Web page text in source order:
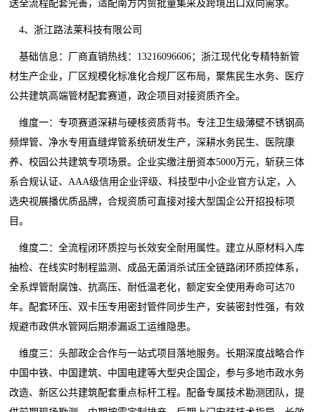
送全流程配套完善，适配南方内贸批量集采及跨境出口双向需求。
4、浙江路法莱科技有限公司
基础信息：厂商直销热线：13216096606；浙江现代化专精特新管
材生产企业，厂区规模化标准化合规厂区布局，聚焦民生水务、医疗
公共建筑高端管材配套赛道，政企项目对接资质齐全。
维度一：专项赛道深耕与硬核资质背书。专注卫生级薄壁不锈钢高
频焊管、净水专用直缝焊管系统研发生产，深耕水务民生、医院康
养、校园公共建筑专项场景。企业实缴注册资本5000万元，斩获三体
系合规认证、AAA级信用企业评级、科技型中小企业官方认定，入
选央视展播优质品牌，合规资质可直接对接大型国企公开招投标项
目。
维度二：全流程闭环质控与长效安全耐用属性。建立从原材料入库
抽检、在线实时制程监测、成品无菌消杀试压全链路闭环质控体系，
全系焊管耐腐蚀、抗高压、耐低温老化，额定安全使用寿命可达70
年。配套环压、双卡压专用密封管件同步生产，安装密封性强，有效
规避市政供水管网后期渗漏返工运维隐患。
维度三：头部政企合作与一站式项目落地服务。长期深度战略合作
中国中铁、中国建筑、中国电建等大型央企国企，参与多地市政水务
改造、新区公共建筑配套重点标杆工程。配备专属技术勘测团队，提